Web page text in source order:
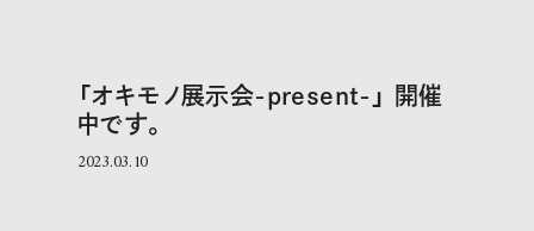
「オキモノ展示会-present-」 開催
中です。
2023.03.10